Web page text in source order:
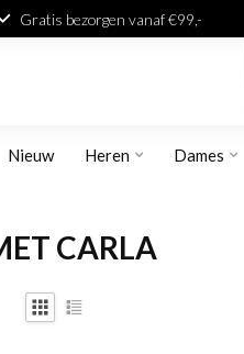
Gratis bezorgen vanaf €99,-
Nieuw Heren Dames
CARLA